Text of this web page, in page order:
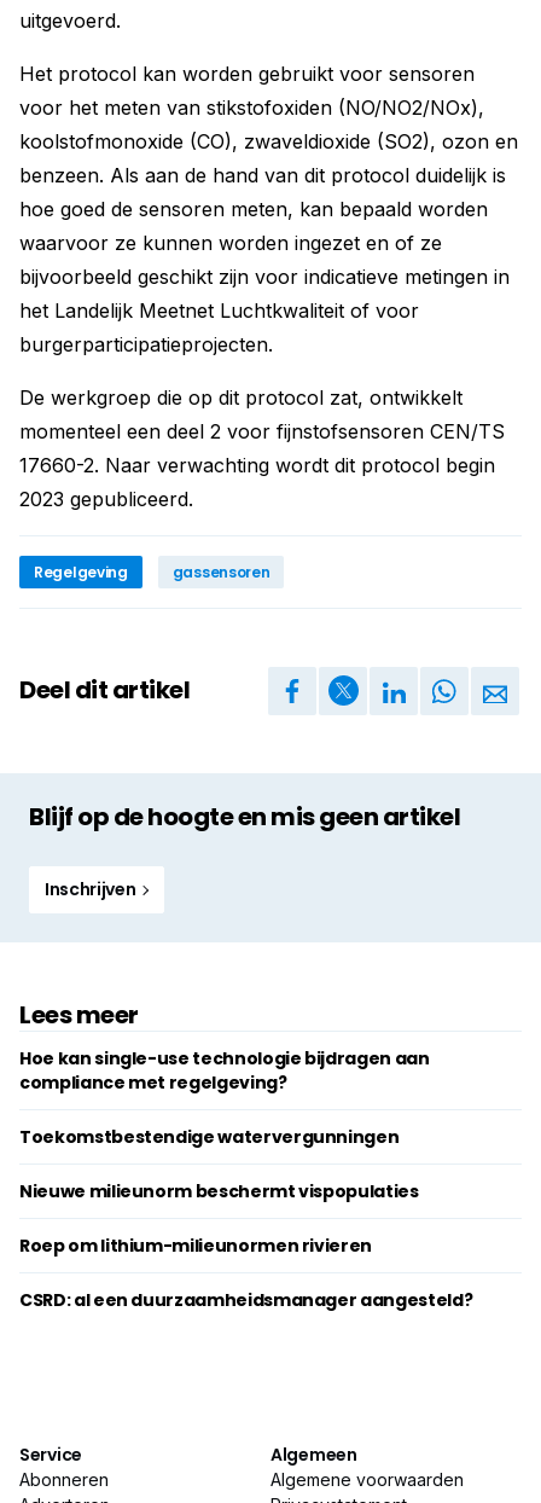
uitgevoerd.
Het protocol kan worden gebruikt voor sensoren
voor het meten van stikstofoxiden (NO/NO2/NOx),
koolstofmonoxide (CO), zwaveldioxide (SO2), ozon en
benzeen. Als aan de hand van dit protocol duidelijk is
hoe goed de sensoren meten, kan bepaald worden
waarvoor ze kunnen worden ingezet en of ze
bijvoorbeeld geschikt zijn voor indicatieve metingen in
het Landelijk Meetnet Luchtkwaliteit of voor
burgerparticipatieprojecten.
De werkgroep die op dit protocol zat, ontwikkelt
momenteel een deel 2 voor fijnstofsensoren CEN/TS
17660-2. Naar verwachting wordt dit protocol begin
2023 gepubliceerd.
Regelgeving gassensoren
Deel dit artikel
Blijf op de hoogte en mis geen artikel
Inschrijven
Lees meer
Hoe kan single-use technologie bijdragen aan
compliance met regelgeving?
Toekomstbestendige watervergunningen
Nieuwe milieunorm beschermt ­vispopulaties
Roep om lithium-milieunormen rivieren
CSRD: al een duurzaamheidsmanager aangesteld?
Service
Abonneren
Algemeen
Algemene voorwaarden